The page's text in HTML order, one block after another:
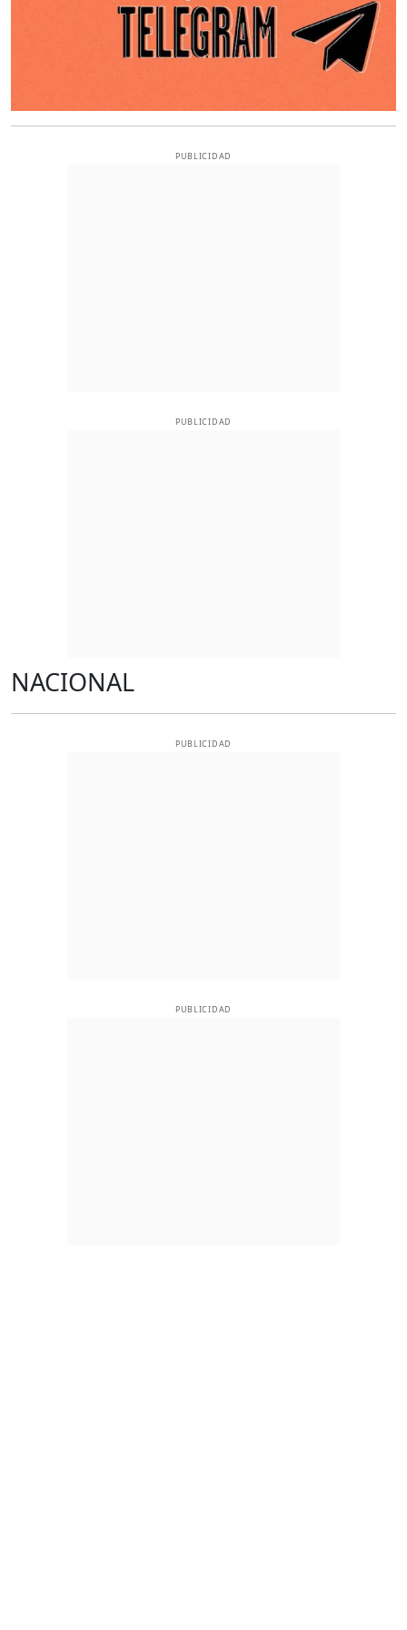
PUBLICIDAD
PUBLICIDAD
NACIONAL
PUBLICIDAD
PUBLICIDAD